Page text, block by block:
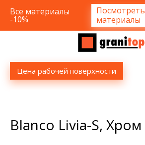
Все материалы
-10%
Посмотреть
материалы
Цена рабочей поверхности
Blanco Livia-S, Хром